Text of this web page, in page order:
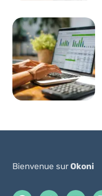
Bienvenue surOkoni